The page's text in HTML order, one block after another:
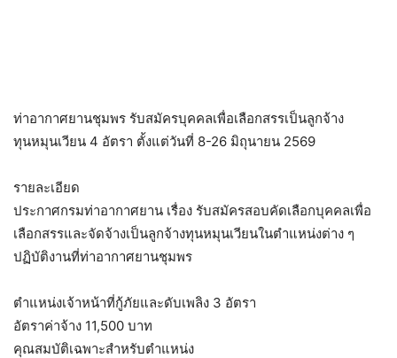
ท่าอากาศยานชุมพร รับสมัครบุคคลเพื่อเลือกสรรเป็นลูกจ้าง
ทุนหมุนเวียน 4 อัตรา ตั้งแต่วันที่ 8-26 มิถุนายน 2569
รายละเอียด
ประกาศกรมท่าอากาศยาน เรื่อง รับสมัครสอบคัดเลือกบุคคลเพื่อ
เลือกสรรและจัดจ้างเป็นลูกจ้างทุนหมุนเวียนในตำแหน่งต่าง ๆ
ปฏิบัติงานที่ท่าอากาศยานชุมพร
ตำแหน่งเจ้าหน้าที่กู้ภัยและดับเพลิง 3 อัตรา
อัตราค่าจ้าง 11,500 บาท
คุณสมบัติเฉพาะสำหรับตำแหน่ง